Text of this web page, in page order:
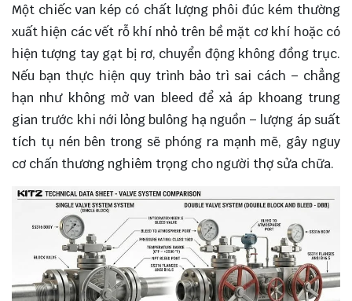
Một chiếc van kép có chất lượng phôi đúc kém thường
xuất hiện các vết rỗ khí nhỏ trên bề mặt cơ khí hoặc có
hiện tượng tay gạt bị rơ, chuyển động không đồng trục.
Nếu bạn thực hiện quy trình bảo trì sai cách – chẳng
hạn như không mở van bleed để xả áp khoang trung
gian trước khi nới lỏng bulông hạ nguồn – lượng áp suất
tích tụ nén bên trong sẽ phóng ra mạnh mẽ, gây nguy
cơ chấn thương nghiêm trọng cho người thợ sửa chữa.